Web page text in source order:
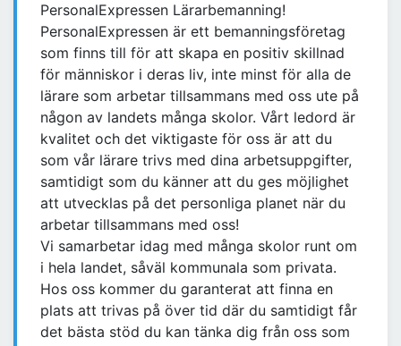
PersonalExpressen Lärarbemanning!
PersonalExpressen är ett bemanningsföretag
som finns till för att skapa en positiv skillnad
för människor i deras liv, inte minst för alla de
lärare som arbetar tillsammans med oss ute på
någon av landets många skolor. Vårt ledord är
kvalitet och det viktigaste för oss är att du
som vår lärare trivs med dina arbetsuppgifter,
samtidigt som du känner att du ges möjlighet
att utvecklas på det personliga planet när du
arbetar tillsammans med oss!
Vi samarbetar idag med många skolor runt om
i hela landet, såväl kommunala som privata.
Hos oss kommer du garanterat att finna en
plats att trivas på över tid där du samtidigt får
det bästa stöd du kan tänka dig från oss som